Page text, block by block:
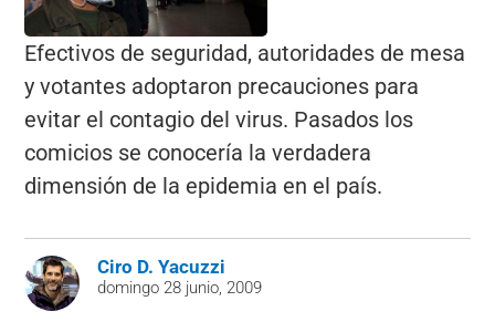
Efectivos de seguridad, autoridades de mesa
y votantes adoptaron precauciones para
evitar el contagio del virus. Pasados los
comicios se conocería la verdadera
dimensión de la epidemia en el país.
Ciro D. Yacuzzi
domingo 28 junio, 2009